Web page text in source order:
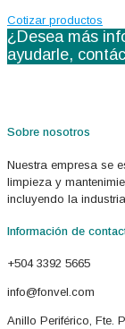
Cotizar productos
¿Desea más
ayudarle,
Sobre nosotros
Nuestra empresa se
limpieza y
incluyendo la
Información de
+504 3392 5665
info@fonvel.com
Anillo Periférico, Fte.